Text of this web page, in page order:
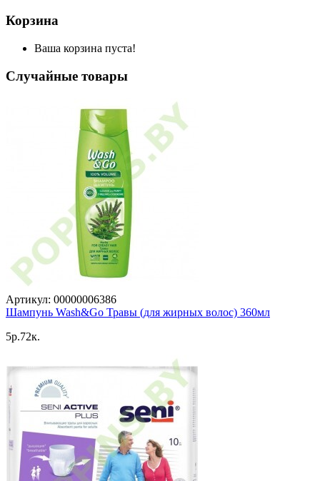
Корзина
Ваша корзина пуста!
Случайные товары
Артикул: 00000006386
Шампунь Wash&Go Травы (для жирных волос) 360мл
5p.72к.